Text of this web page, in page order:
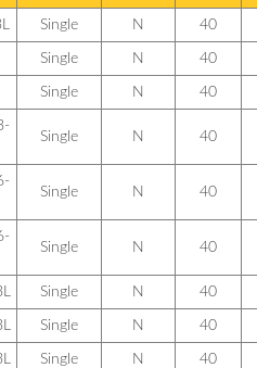
Single N 40
Single N 40
Single N 40
Single N 40
Single N 40
Single N 40
Single N 40
Single N 40
Single N 40